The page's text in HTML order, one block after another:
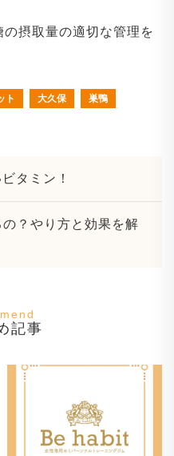
摂取量の適切な管理を
ト 大久保 巣鴨
タミン！
？やり方と効果を解
記事